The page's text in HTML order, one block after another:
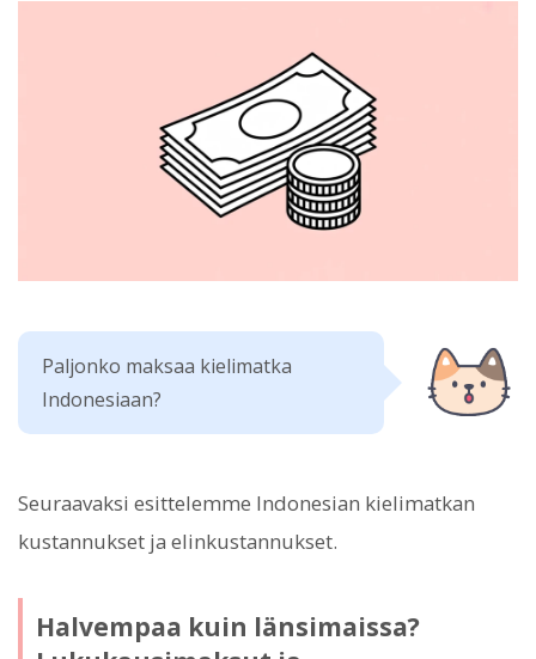
Paljonko maksaa kielimatka
Indonesiaan?
Seuraavaksi esittelemme Indonesian kielimatkan
kustannukset ja elinkustannukset.
Halvempaa kuin länsimaissa?